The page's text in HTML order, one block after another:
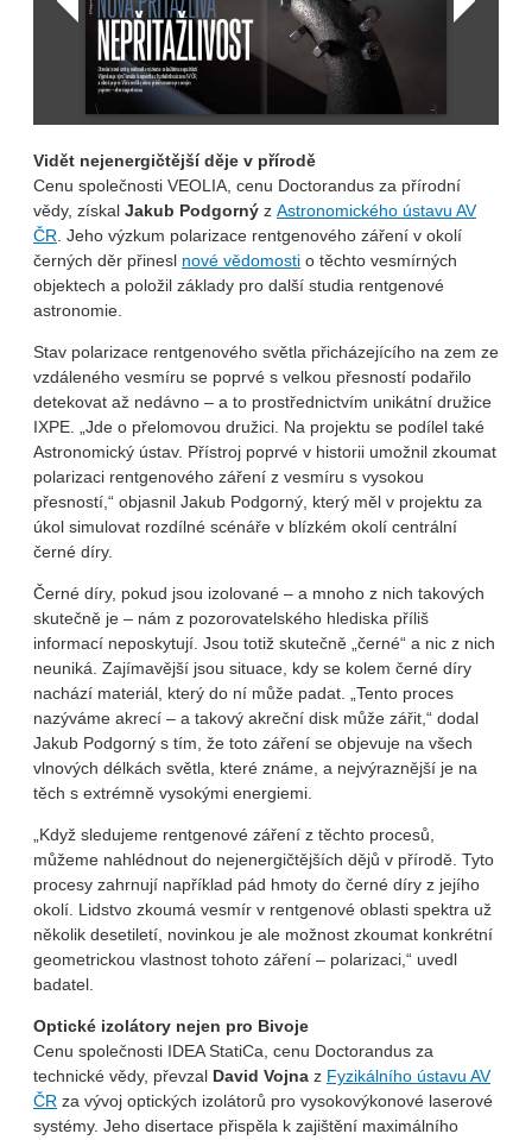
Vidět nejenergičtější děje v přírodě
Cenu společnosti VEOLIA, cenu Doctorandus za přírodní
vědy, získal Jakub Podgorný z Astronomického ústavu AV
ČR. Jeho výzkum polarizace rentgenového záření v okolí
černých děr přinesl nové vědomosti o těchto vesmírných
objektech a položil základy pro další studia rentgenové
astronomie.
Stav polarizace rentgenového světla přicházejícího na zem ze
vzdáleného vesmíru se poprvé s velkou přesností podařilo
detekovat až nedávno – a to prostřednictvím unikátní družice
IXPE. „Jde o přelomovou družici. Na projektu se podílel také
Astronomický ústav. Přístroj poprvé v historii umožnil zkoumat
polarizaci rentgenového záření z vesmíru s vysokou
přesností,“ objasnil Jakub Podgorný, který měl v projektu za
úkol simulovat rozdílné scénáře v blízkém okolí centrální
černé díry.
Černé díry, pokud jsou izolované – a mnoho z nich takových
skutečně je – nám z pozorovatelského hlediska příliš
informací neposkytují. Jsou totiž skutečně „černé“ a nic z nich
neuniká. Zajímavější jsou situace, kdy se kolem černé díry
nachází materiál, který do ní může padat. „Tento proces
nazýváme akrecí – a takový akreční disk může zářit,“ dodal
Jakub Podgorný s tím, že toto záření se objevuje na všech
vlnových délkách světla, které známe, a nejvýraznější je na
těch s extrémně vysokými energiemi.
„Když sledujeme rentgenové záření z těchto procesů,
můžeme nahlédnout do nejenergičtějších dějů v přírodě. Tyto
procesy zahrnují například pád hmoty do černé díry z jejího
okolí. Lidstvo zkoumá vesmír v rentgenové oblasti spektra už
několik desetiletí, novinkou je ale možnost zkoumat konkrétní
geometrickou vlastnost tohoto záření – polarizaci,“ uvedl
badatel.
Optické izolátory nejen pro Bivoje
Cenu společnosti IDEA StatiCa, cenu Doctorandus za
technické vědy, převzal David Vojna z Fyzikálního ústavu AV
ČR za vývoj optických izolátorů pro vysokovýkonové laserové
systémy. Jeho disertace přispěla k zajištění maximálního